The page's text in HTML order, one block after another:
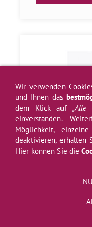
Wir verwenden
und Ihnen das
dem Klick auf„Alle
einverstanden.
Möglichkeit,
deaktivieren, erhalten
Hier können Sie die